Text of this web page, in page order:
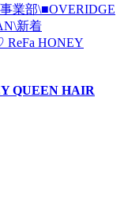
QUEEN HAIR